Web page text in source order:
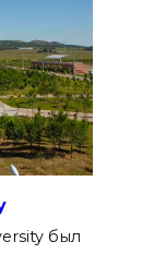
был